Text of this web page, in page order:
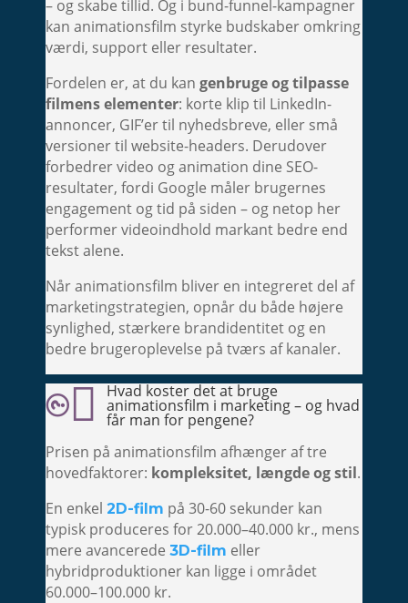
– og skabe tillid. Og i bund-funnel-kampagner
kan animationsfilm styrke budskaber omkring
værdi, support eller resultater.
Fordelen er, at du kan genbruge og tilpasse
filmens elementer: korte klip til LinkedIn-
annoncer, GIF’er til nyhedsbreve, eller små
versioner til website-headers. Derudover
forbedrer video og animation dine SEO-
resultater, fordi Google måler brugernes
engagement og tid på siden – og netop her
performer videoindhold markant bedre end
tekst alene.
Når animationsfilm bliver en integreret del af
marketingstrategien, opnår du både højere
synlighed, stærkere brandidentitet og en
bedre brugeroplevelse på tværs af kanaler.
  Hvad koster det at bruge
animationsfilm i marketing – og hvad
får man for pengene?
Prisen på animationsfilm afhænger af tre
hovedfaktorer: kompleksitet, længde og stil.
En enkel 2D-film på 30-60 sekunder kan
typisk produceres for 20.000–40.000 kr., mens
mere avancerede 3D-film eller
hybridproduktioner kan ligge i området
60.000–100.000 kr.